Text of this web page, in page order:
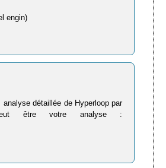
engin)
détaillée de Hyperloop par
être votre analyse :